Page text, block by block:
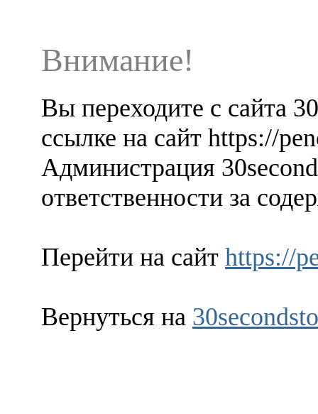
Внимание!
Вы переходите с сайта
ссылке на сайт https://
Администрация
ответственности за
Перейти на сайт https://
Вернуться на